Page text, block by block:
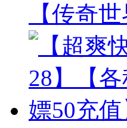
【传奇